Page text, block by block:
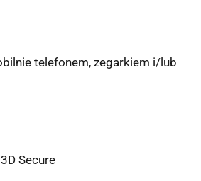
telefonem, zegarkiem i/lub
Secure